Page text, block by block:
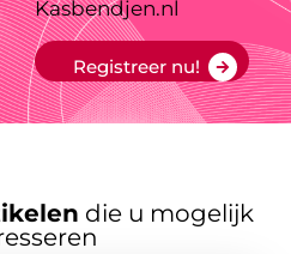
Kasbendjen.nl
Registreer nu!
die u mogelijk